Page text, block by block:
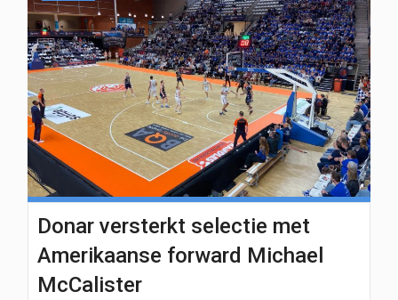
Donar versterkt selectie met
Amerikaanse forward Michael
McCalister